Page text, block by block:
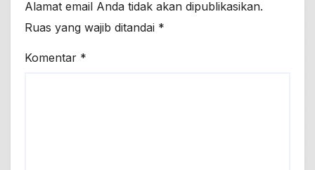
Alamat email Anda tidak akan dipublikasikan.
Ruas yang wajib ditandai *
Komentar *